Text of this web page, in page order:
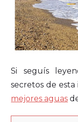
Si seguís
secretos de
mejores aguas